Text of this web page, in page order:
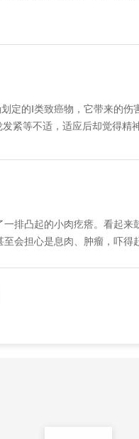
定的Ⅰ类致癌物，它带来的伤
紧等不适，适应后却觉得精
排凸起的小肉疙瘩。看起来
会担心是息肉、肿瘤，吓得